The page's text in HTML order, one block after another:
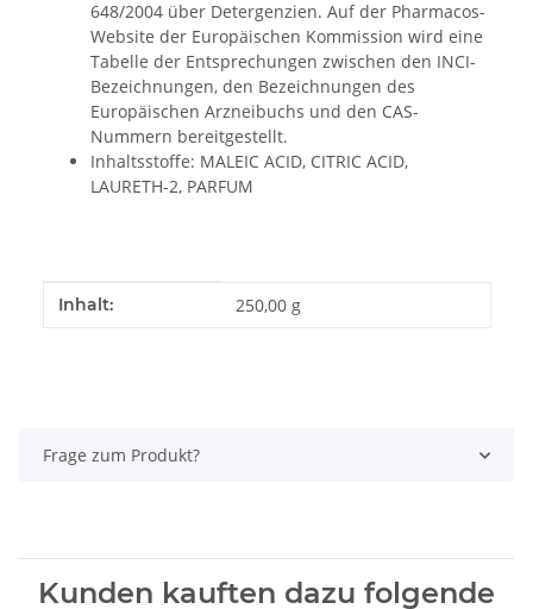
648/2004 über Detergenzien. Auf der Pharmacos-
Website der Europäischen Kommission wird eine
Tabelle der Entsprechungen zwischen den INCI-
Bezeichnungen, den Bezeichnungen des
Europäischen Arzneibuchs und den CAS-
Nummern bereitgestellt.
Inhaltsstoffe: MALEIC ACID, CITRIC ACID,
LAURETH-2, PARFUM
Produkteigenschaft
Wert
Inhalt: 250,00 g
Frage zum Produkt?
Kunden kauften dazu folgende